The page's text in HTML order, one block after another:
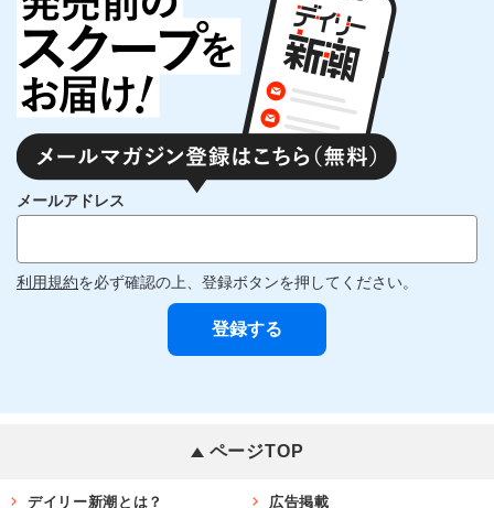
メールアドレス
利用規約を必ず確認の上、登録ボタンを押してください。
ページTOP
デイリー新潮とは？ 広告掲載